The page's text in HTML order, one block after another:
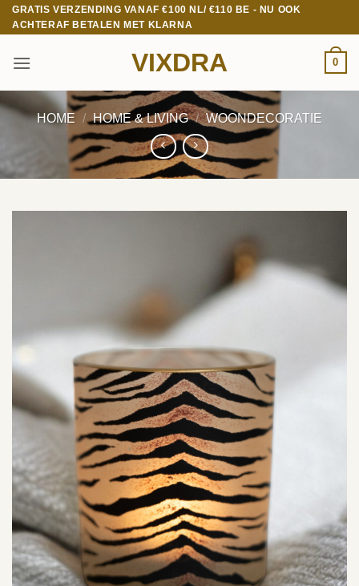
Ga
naar
GRATIS VERZENDING VANAF €100 NL/ €110 BE - NU OOK
ACHTERAF BETALEN MET KLARNA
VIXDRA 0
HOME / HOME & LIVING / WOONDECORATIE